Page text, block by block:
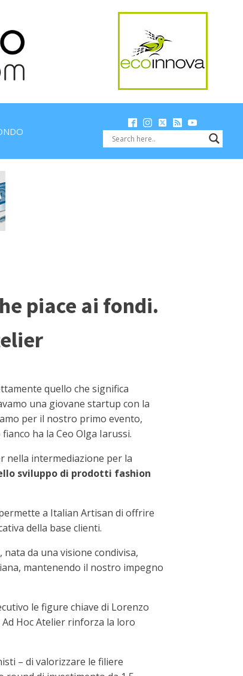
piace ai fondi.
quello che significa
una giovane startup con la
per il nostro primo evento,
ha la Ceo Olga Iarussi.
nella intermediazione per la
sviluppo di prodotti fashion
a Italian Artisan di offrire
della base clienti.
da una visione condivisa,
mantenendo il nostro impegno
le figure chiave di Lorenzo
Hoc Atelier rinforza la loro
– di valorizzare le filiere